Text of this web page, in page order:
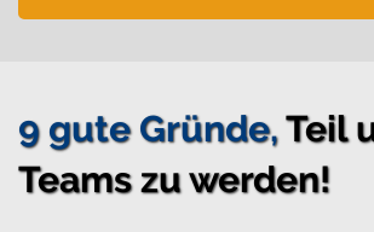
9 gute Gründe,Teil
Teams zu werden!